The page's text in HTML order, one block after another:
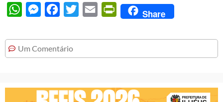
WhatsAppMessengerFacebook
Twitter Email PrintFriendly
Share
Um Comentário